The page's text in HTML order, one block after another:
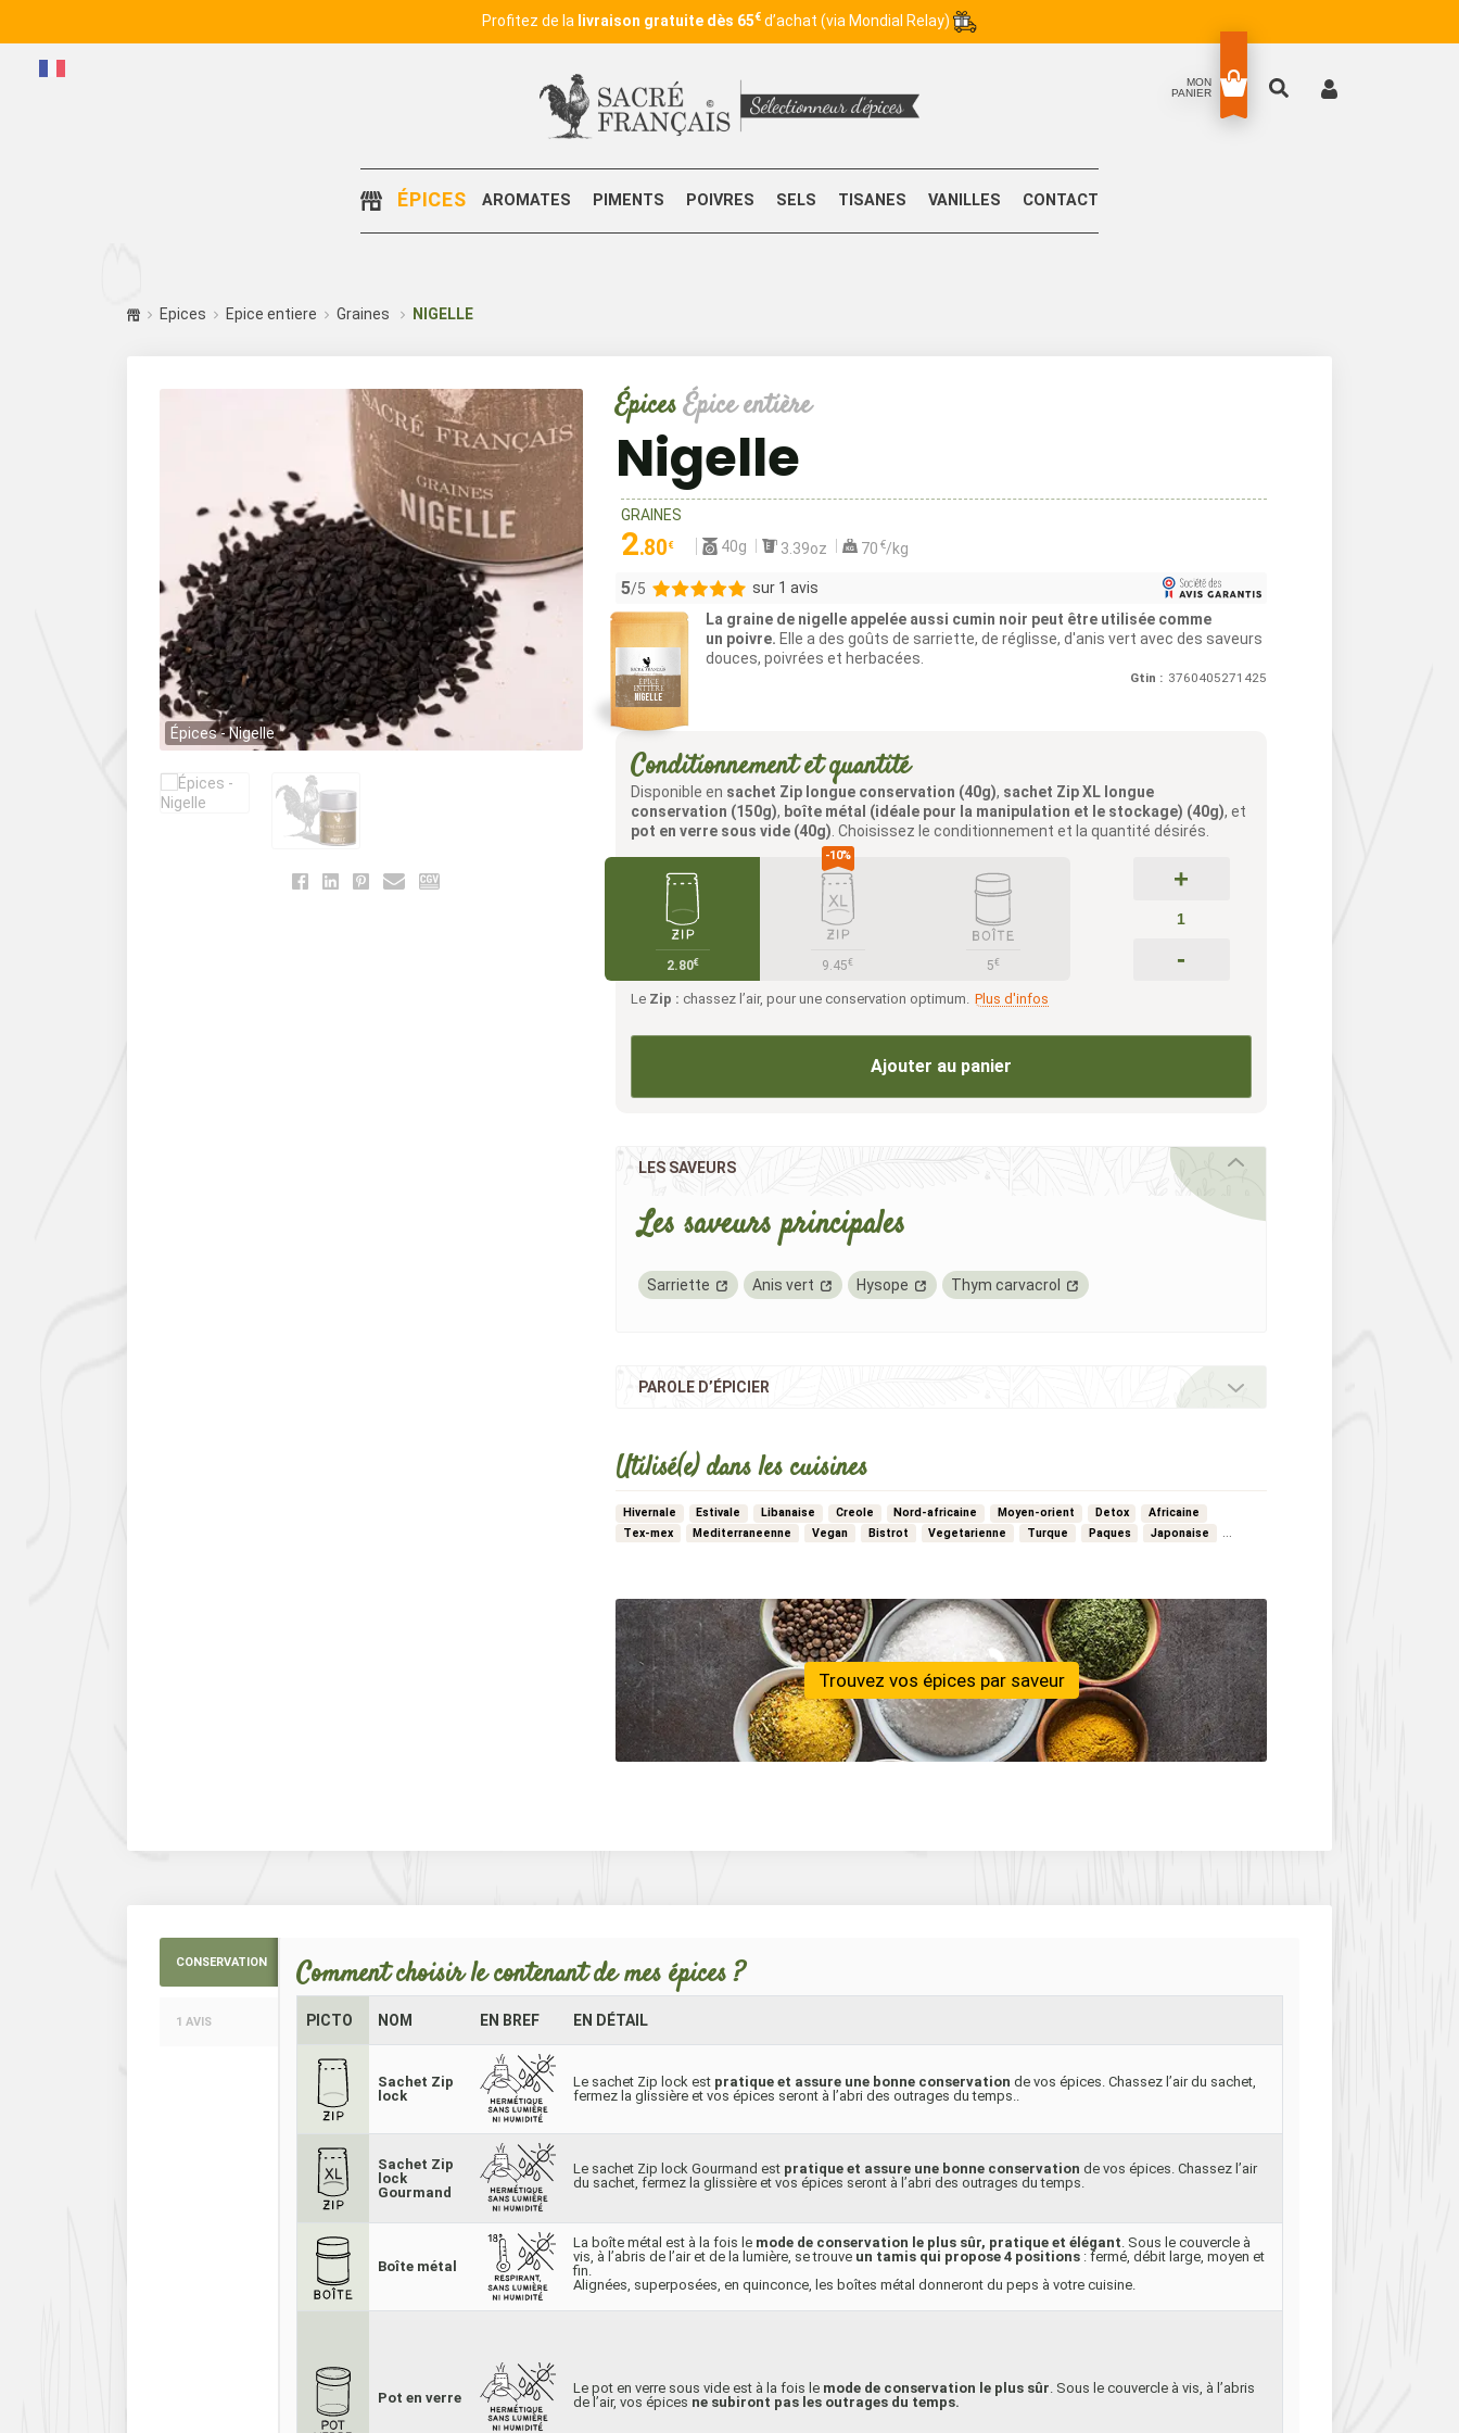
Profitez de la livraison gratuite dès 65€ d’achat (via Mondial Relay)
MON
PANIER
ÉPICES AROMATES PIMENTS POIVRES SELS TISANES VANILLES CONTACT
Epices Epice entiere Graines NIGELLE
Épices - Nigelle
ÉpicesÉpice entière
Nigelle
GRAINES
2.80 € 40g 3.39oz 70 €/kg
5/5 sur 1 avis
1
0
La graine de nigelle appelée aussi cumin noir peut être utilisée comme
un poivre. Elle a des goûts de sarriette, de réglisse, d'anis vert avec des saveurs
douces, poivrées et herbacées.
Gtin : 3760405271425
Conditionnement et quantité
Disponible en sachet Zip longue conservation (40g), sachet Zip XL longue
conservation (150g), boîte métal (idéale pour la manipulation et le stockage) (40g), et
pot en verre sous vide (40g). Choisissez le conditionnement et la quantité désirés.
2.80€
Le Zip : chassez l’air, pour une conservation optimum. Plus d'infos
9.45€ 5€
+
-
Ajouter au panier
LES SAVEURS
Les saveurs principales
Sarriette Anis vert Hysope Thym carvacrol
PAROLE D’ÉPICIER
Utilisé(e) dans les cuisines
Hivernale Estivale Libanaise Creole Nord-africaine Moyen-orient Detox
Africaine
Tex-mex
Mediterraneenne Vegan Bistrot Vegetarienne Turque Paques
Japonaise
Trouvez vos épices par saveur
CONSERVATION
1 AVIS
Comment choisir le contenant de mes épices ?
PICTO NOM EN BREF EN DÉTAIL
Sachet Zip
lock
Le sachet Zip lock est pratique et assure une bonne conservation de vos épices. Chassez l’air du sachet,
fermez la glissière et vos épices seront à l’abri des outrages du temps..
Sachet Zip
lock
Gourmand
Le sachet Zip lock Gourmand est pratique et assure une bonne conservation de vos épices. Chassez l’air
du sachet, fermez la glissière et vos épices seront à l’abri des outrages du temps.
Boîte métal
La boîte métal est à la fois le mode de conservation le plus sûr, pratique et élégant. Sous le couvercle à
vis, à l’abris de l’air et de la lumière, se trouve un tamis qui propose 4 positions : fermé, débit large, moyen et
fin.
Alignées, superposées, en quinconce, les boîtes métal donneront du peps à votre cuisine.
Pot en verre
Le pot en verre sous vide est à la fois le mode de conservation le plus sûr. Sous le couvercle à vis, à l’abris
de l’air, vos épices ne subiront pas les outrages du temps.